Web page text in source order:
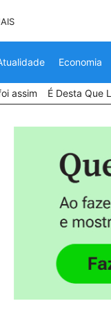
Economia
assim É Desta Que